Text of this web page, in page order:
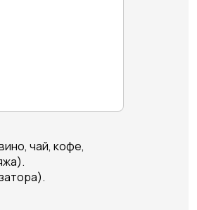
чай, кофе,